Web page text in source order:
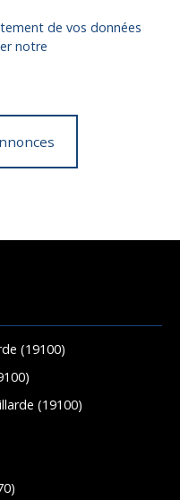
de vos données
notre
(19100)
(19100)